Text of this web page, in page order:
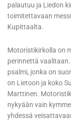
palautuu ja Liedon
toimitettavaan
Kupittaalta.
Motoristikirkolla on
perinnettä
psalmi, jonka on
on Lietoon ja koko
Marttinen.
nykyään vain
yhdessä